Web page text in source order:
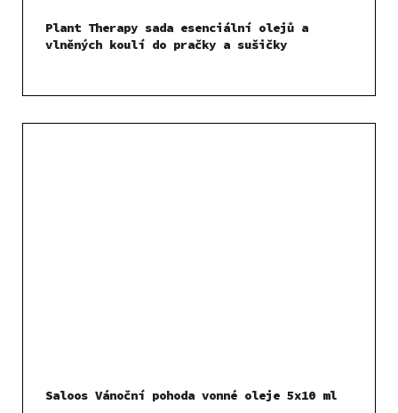
Plant Therapy sada esenciální olejů a
vlněných koulí do pračky a sušičky
Saloos Vánoční pohoda vonné oleje 5x10 ml